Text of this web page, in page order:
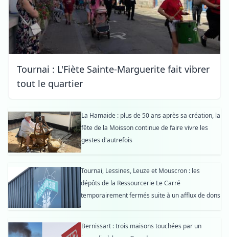
Tournai : L'Fiète Sainte-Marguerite fait vibrer
tout le quartier
La Hamaide : plus de 50 ans après sa création, la
fête de la Moisson continue de faire vivre les
gestes d'autrefois
Tournai, Lessines, Leuze et Mouscron : les
dépôts de la Ressourcerie Le Carré
temporairement fermés suite à un afflux de dons
Bernissart : trois maisons touchées par un